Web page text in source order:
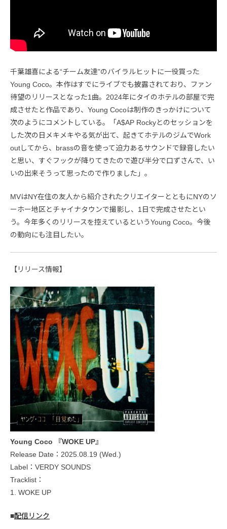
千葉雄喜による“チーム友達”のバイラルヒットに一役買った
Young Coco。本作はすでにライブでも披露されており、ファン
待望のリリースとなった1曲。2024年にタイのホテルの部屋で完
成させたと作品であり、Young Cocoは制作のきっかけについて
次のようにコメントしている。「A$AP Rockyとのセッションを
した次の日メキメキやる気が出て、起きてホテルのジムでWork
outしてから、brassの音を使って迫力あるサウンドで録音したい
と思い、すぐフックが降りてきたので遊び半分で口ずさんで、い
いの出来そうって思ったので作りました」。
MVはNY在住の友人から紹介されたクリエイターとともにNYのソ
ーホー地区とチャイナタウンで撮影し、1日で完成させたとい
う。今年多くのリリースを控えているというYoung Coco。今後
の動向にも注目したい。
【リリース情報】
Young Coco 『WOKE UP』
Release Date：2025.08.19 (Wed.)
Label：VERDY SOUNDS
Tracklist：
1. WOKE UP
■配信リンク